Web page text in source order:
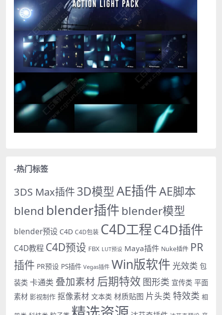
-热门标签
3DS Max插件3D模型AE插件AE脚本
blend blender插件 blender模型
blender预设 C4D C4D包装 C4D工程C4D插件
C4D教程 C4D预设 FBX LUT预设 Maya插件 Nuke插件 PR
插件 PR预设 PS插件 Vegas插件 Win版软件 光效类 包
装类 卡通类 叠加素材 后期特效 图形类 宣传类 平面
素材 影视制作 抠像素材 文本类 材质贴图 片头类 特效类 相